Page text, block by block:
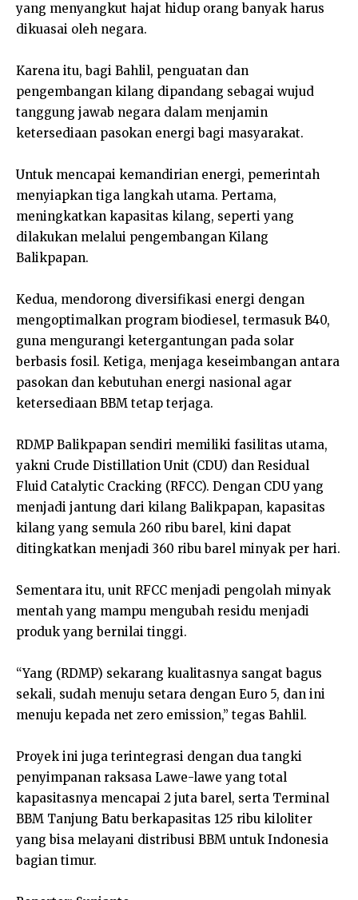
yang menyangkut hajat hidup orang banyak harus
dikuasai oleh negara.
Karena itu, bagi Bahlil, penguatan dan
pengembangan kilang dipandang sebagai wujud
tanggung jawab negara dalam menjamin
ketersediaan pasokan energi bagi masyarakat.
Untuk mencapai kemandirian energi, pemerintah
menyiapkan tiga langkah utama. Pertama,
meningkatkan kapasitas kilang, seperti yang
dilakukan melalui pengembangan Kilang
Balikpapan.
Kedua, mendorong diversifikasi energi dengan
mengoptimalkan program biodiesel, termasuk B40,
guna mengurangi ketergantungan pada solar
berbasis fosil. Ketiga, menjaga keseimbangan antara
pasokan dan kebutuhan energi nasional agar
ketersediaan BBM tetap terjaga.
RDMP Balikpapan sendiri memiliki fasilitas utama,
yakni Crude Distillation Unit (CDU) dan Residual
Fluid Catalytic Cracking (RFCC). Dengan CDU yang
menjadi jantung dari kilang Balikpapan, kapasitas
kilang yang semula 260 ribu barel, kini dapat
ditingkatkan menjadi 360 ribu barel minyak per hari.
Sementara itu, unit RFCC menjadi pengolah minyak
mentah yang mampu mengubah residu menjadi
produk yang bernilai tinggi.
“Yang (RDMP) sekarang kualitasnya sangat bagus
sekali, sudah menuju setara dengan Euro 5, dan ini
menuju kepada net zero emission,” tegas Bahlil.
Proyek ini juga terintegrasi dengan dua tangki
penyimpanan raksasa Lawe-lawe yang total
kapasitasnya mencapai 2 juta barel, serta Terminal
BBM Tanjung Batu berkapasitas 125 ribu kiloliter
yang bisa melayani distribusi BBM untuk Indonesia
bagian timur.